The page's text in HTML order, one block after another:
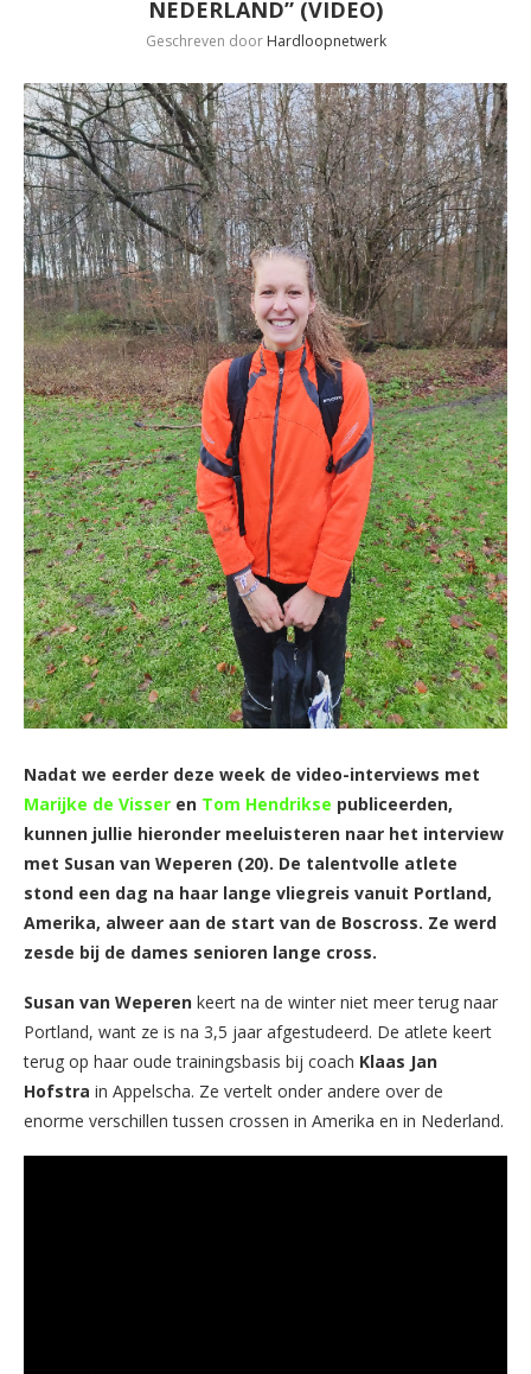
NEDERLAND” (VIDEO)
Geschreven door Hardloopnetwerk
Nadat we eerder deze week de video-interviews met
Marijke de Visser en Tom Hendrikse publiceerden,
kunnen jullie hieronder meeluisteren naar het interview
met Susan van Weperen (20). De talentvolle atlete
stond een dag na haar lange vliegreis vanuit Portland,
Amerika, alweer aan de start van de Boscross. Ze werd
zesde bij de dames senioren lange cross.
Susan van Weperen keert na de winter niet meer terug naar
Portland, want ze is na 3,5 jaar afgestudeerd. De atlete keert
terug op haar oude trainingsbasis bij coach Klaas Jan
Hofstra in Appelscha. Ze vertelt onder andere over de
enorme verschillen tussen crossen in Amerika en in Nederland.